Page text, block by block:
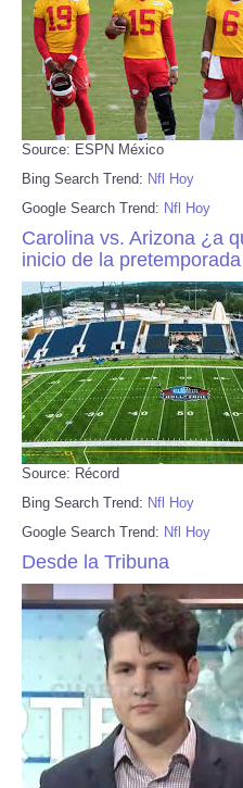
Source: ESPN México
Bing Search Trend: Nfl Hoy
Google Search Trend: Nfl Hoy
Carolina vs. Arizona ¿a
inicio de la
Source: Récord
Bing Search Trend: Nfl Hoy
Google Search Trend: Nfl Hoy
Desde la Tribuna